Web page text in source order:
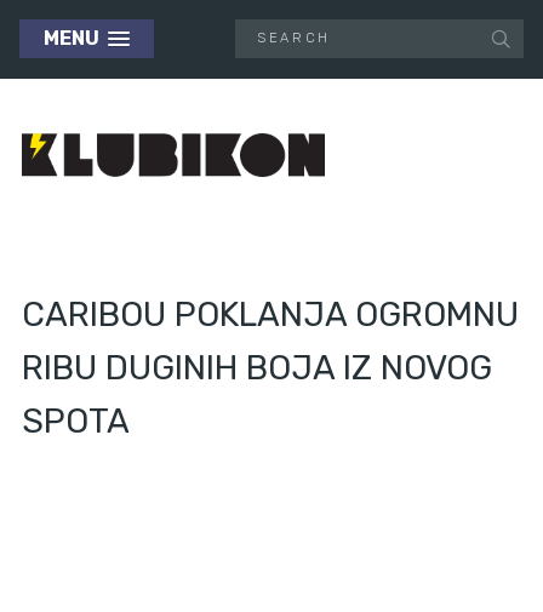
MENU
CARIBOU POKLANJA OGROMNU
RIBU DUGINIH BOJA IZ NOVOG
SPOTA